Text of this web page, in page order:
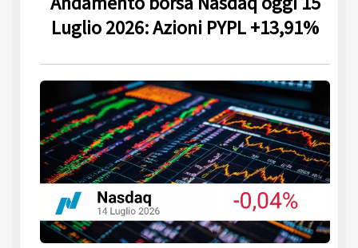
Luglio 2026: Azioni PYPL +13,91%